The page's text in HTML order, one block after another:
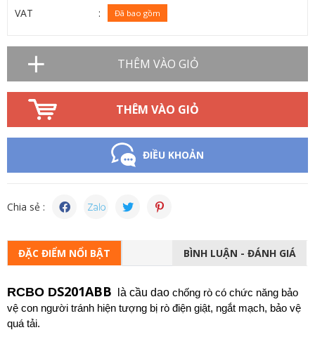
VAT Đã bao gồm
THÊM VÀO GIỎ
THÊM VÀO GIỎ
ĐIỀU KHOẢN
Chia sẻ :
ĐẶC ĐIỂM NỔI BẬT BÌNH LUẬN - ĐÁNH GIÁ
RCBO DS201ABB à cầu dao chống rò có chức năng bảo
vệ con người tránh hiện tượng bị rò điện giật, ngắt mạch, bảo vệ
quá tải.